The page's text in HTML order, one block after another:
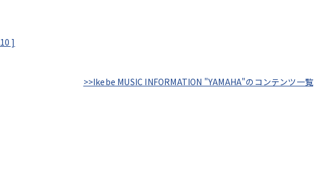
]
>>Ikebe MUSIC INFORMATION "YAMAHA"のコンテンツ一覧